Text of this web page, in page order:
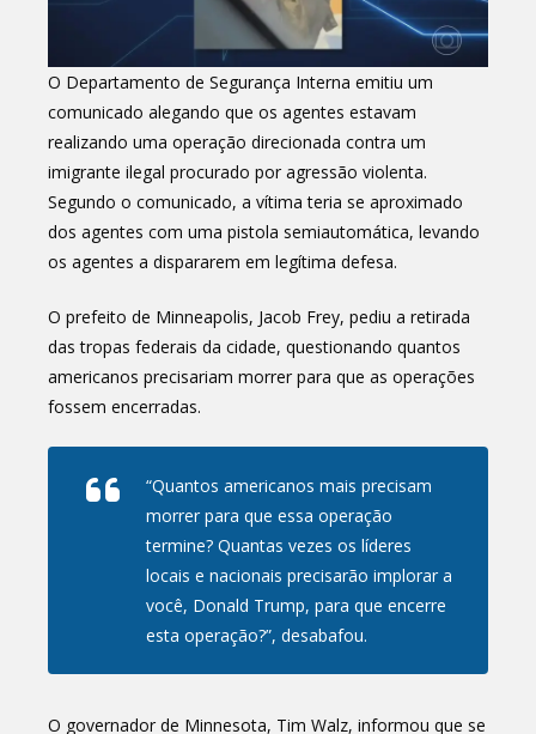
O Departamento de Segurança Interna emitiu um
comunicado alegando que os agentes estavam
realizando uma operação direcionada contra um
imigrante ilegal procurado por agressão violenta.
Segundo o comunicado, a vítima teria se aproximado
dos agentes com uma pistola semiautomática, levando
os agentes a dispararem em legítima defesa.
O prefeito de Minneapolis, Jacob Frey, pediu a retirada
das tropas federais da cidade, questionando quantos
americanos precisariam morrer para que as operações
fossem encerradas.
“Quantos americanos mais precisam
morrer para que essa operação
termine? Quantas vezes os líderes
locais e nacionais precisarão implorar a
você, Donald Trump, para que encerre
esta operação?”, desabafou.
O governador de Minnesota, Tim Walz, informou que se